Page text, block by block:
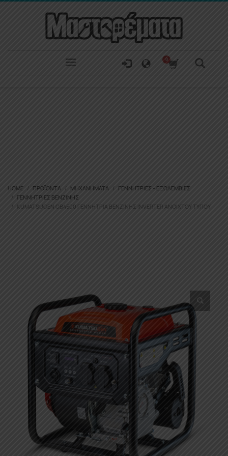
HOME ΠΡΟΪΌΝΤΑ ΜΗΧΑΝΉΜΑΤΑ
ΓΕΝΝΉΤΡΙΕΣ - ΕΞΩΛΈΜΒΙΕΣ
ΓΕΝΝΉΤΡΙΕΣ ΒΕΝΖΊΝΗΣ
KUMATSUGEN GB4500 ΓΕΝΝΉΤΡΙΑ ΒΕΝΖΊΝΗΣ INVERTER ΑΝΟΙΧΤΟΎ ΤΎΠΟΥ